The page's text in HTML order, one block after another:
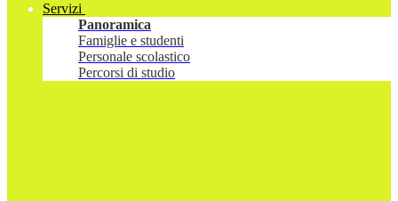
Servizi
Panoramica
Famiglie e studenti
Personale scolastico
Percorsi di studio